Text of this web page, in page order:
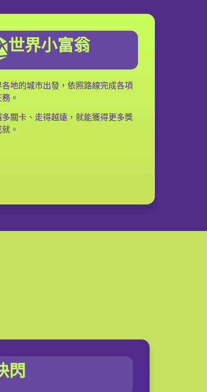
世界小富翁
各地的城市出發，依照路線完成各項
。
多關卡、走得越遠，就能獲得更多獎
。
閃